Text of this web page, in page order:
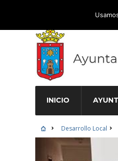
Atención Ciudadana
INICIO
Desarrollo Local